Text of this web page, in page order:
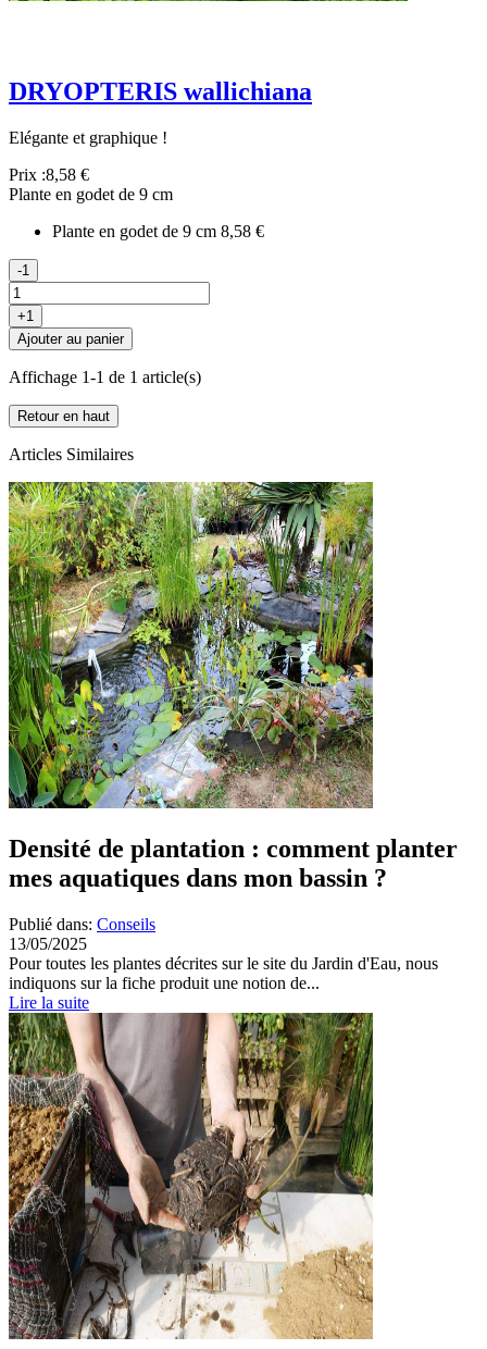
DRYOPTERIS wallichiana
Elégante et graphique !
Prix :8,58 €
Plante en godet de 9 cm
Plante en godet de 9 cm 8,58 €
-1
+1
Ajouter au panier
Affichage 1-1 de 1 article(s)
Retour en haut
Articles Similaires
Densité de plantation : comment planter
mes aquatiques dans mon bassin ?
Publié dans: Conseils
13/05/2025
Pour toutes les plantes décrites sur le site du Jardin d'Eau, nous
indiquons sur la fiche produit une notion de...
Lire la suite